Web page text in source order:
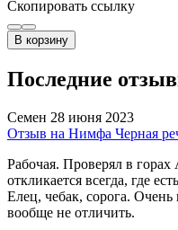
Скопировать ссылку
В корзину
Последние
Семен 28 июня 2023
Отзыв на Нимфа Черная
Рабочая. Проверял в
откликается всегда, где
Елец, чебак, сорога.
вообще не отличить.